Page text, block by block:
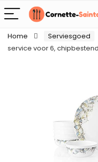
Home Serviesgoed
service voor 6,